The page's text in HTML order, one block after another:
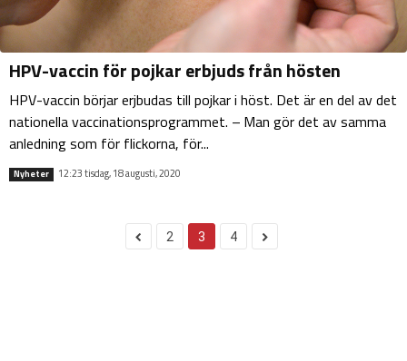
HPV-vaccin för pojkar erbjuds från hösten
HPV-vaccin börjar erjbudas till pojkar i höst. Det är en del av det
nationella vaccinationsprogrammet. – Man gör det av samma
anledning som för flickorna, för...
Nyheter 12:23 tisdag, 18 augusti, 2020
2 3 4